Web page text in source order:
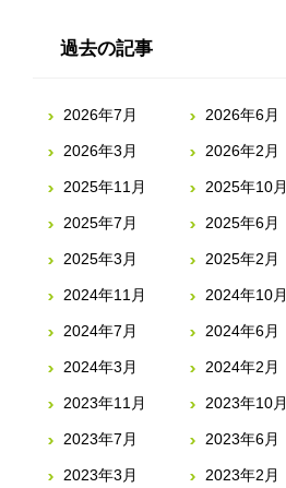
過去の記事
2026年7月 2026年6月
2026年3月 2026年2月
2025年11月 2025年10月
2025年7月 2025年6月
2025年3月 2025年2月
2024年11月 2024年10月
2024年7月 2024年6月
2024年3月 2024年2月
2023年11月 2023年10月
2023年7月 2023年6月
2023年3月 2023年2月